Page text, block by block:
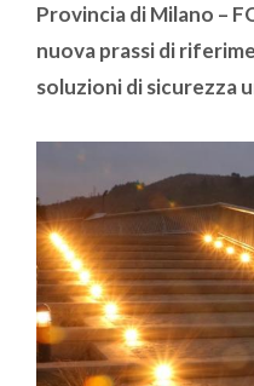
Provincia di Milano –
nuova prassi di
soluzioni di sicurezza